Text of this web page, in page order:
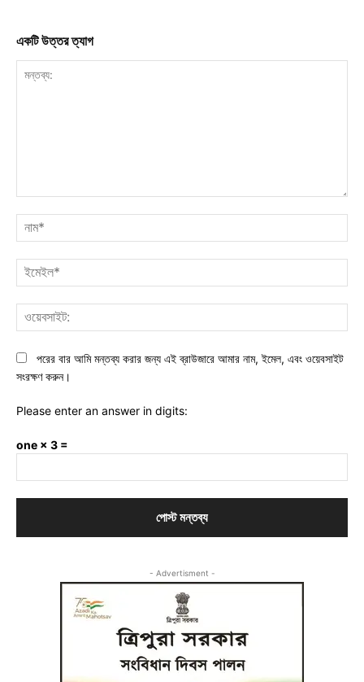
একটি উত্তর ত্যাগ
পরের বার আমি মন্তব্য করার জন্য এই ব্রাউজারে আমার নাম, ইমেল, এবং ওয়েবসাইট
সংরক্ষণ করুন।
Please enter an answer in digits:
one × 3 =
- Advertisment -